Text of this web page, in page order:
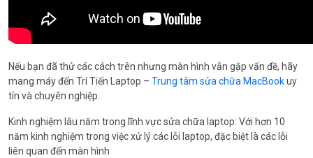
Nếu bạn đã thử các cách trên nhưng màn hình vẫn gặp vấn đề, hãy
mang máy đến Trí Tiến Laptop – Trung tâm sửa chữa MacBookuy
tín và chuyên nghiệp.
Kinh nghiệm lâu năm trong lĩnh vực sửa chữa laptop: Với hơn 10
năm kinh nghiệm trong việc xử lý các lỗi laptop, đặc biệt là các lỗi
liên quan đến màn hình